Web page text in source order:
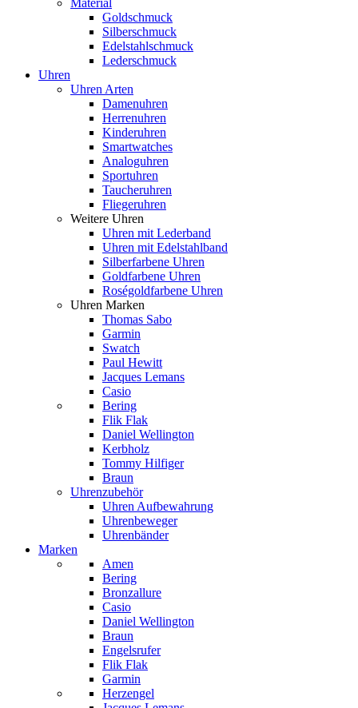
Material
Goldschmuck
Silberschmuck
Edelstahlschmuck
Lederschmuck
Uhren
Uhren Arten
Damenuhren
Herrenuhren
Kinderuhren
Smartwatches
Analoguhren
Sportuhren
Taucheruhren
Fliegeruhren
Weitere Uhren
Uhren mit Lederband
Uhren mit Edelstahlband
Silberfarbene Uhren
Goldfarbene Uhren
Roségoldfarbene Uhren
Uhren Marken
Thomas Sabo
Garmin
Swatch
Paul Hewitt
Jacques Lemans
Casio
Bering
Flik Flak
Daniel Wellington
Kerbholz
Tommy Hilfiger
Braun
Uhrenzubehör
Uhren Aufbewahrung
Uhrenbeweger
Uhrenbänder
Marken
Amen
Bering
Bronzallure
Casio
Daniel Wellington
Braun
Engelsrufer
Flik Flak
Garmin
Herzengel